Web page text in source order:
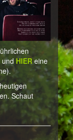
HIER eine
Schaut